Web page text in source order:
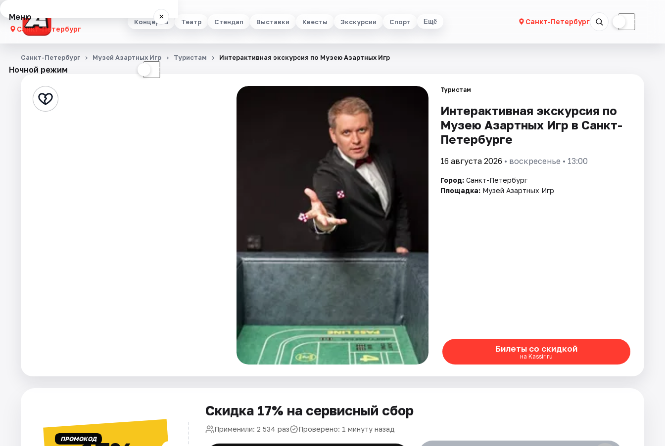
Концерты Театр Стендап Выставки Квесты Экскурсии Спорт Ещё Санкт-Петербург ☾
Меню ×
Санкт-Петербург
Концерты
Стендап
Ночной режим ☾
Санкт-Петербург Музей Азартных Игр Туристам Интерактивная экскурсия по Музею Азартных Игр
Туристам
Интерактивная экскурсия по
Музею Азартных Игр в Санкт-
Петербурге
16 августа 2026 • воскресенье • 13:00
Город: Санкт-Петербург
Площадка: Музей Азартных Игр
Билеты со скидкой
на Kassir.ru
ПРОМОКОД
Скидка 17% на сервисный сбор
Применили: 2 534 раз Проверено: 1 минуту назад